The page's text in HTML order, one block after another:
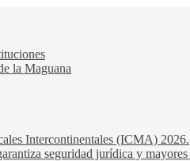
la Maguana
Intercontinentales (ICMA) 2026.
seguridad jurídica y